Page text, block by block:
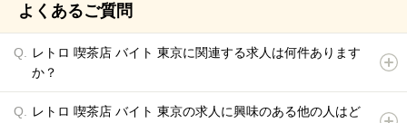
よくあるご質問
レトロ 喫茶店 バイト 東京に関連する求人は何件あります
か？
レトロ 喫茶店 バイト 東京の求人に興味のある他の人はど